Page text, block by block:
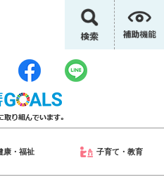
康・福祉 子育て・教育